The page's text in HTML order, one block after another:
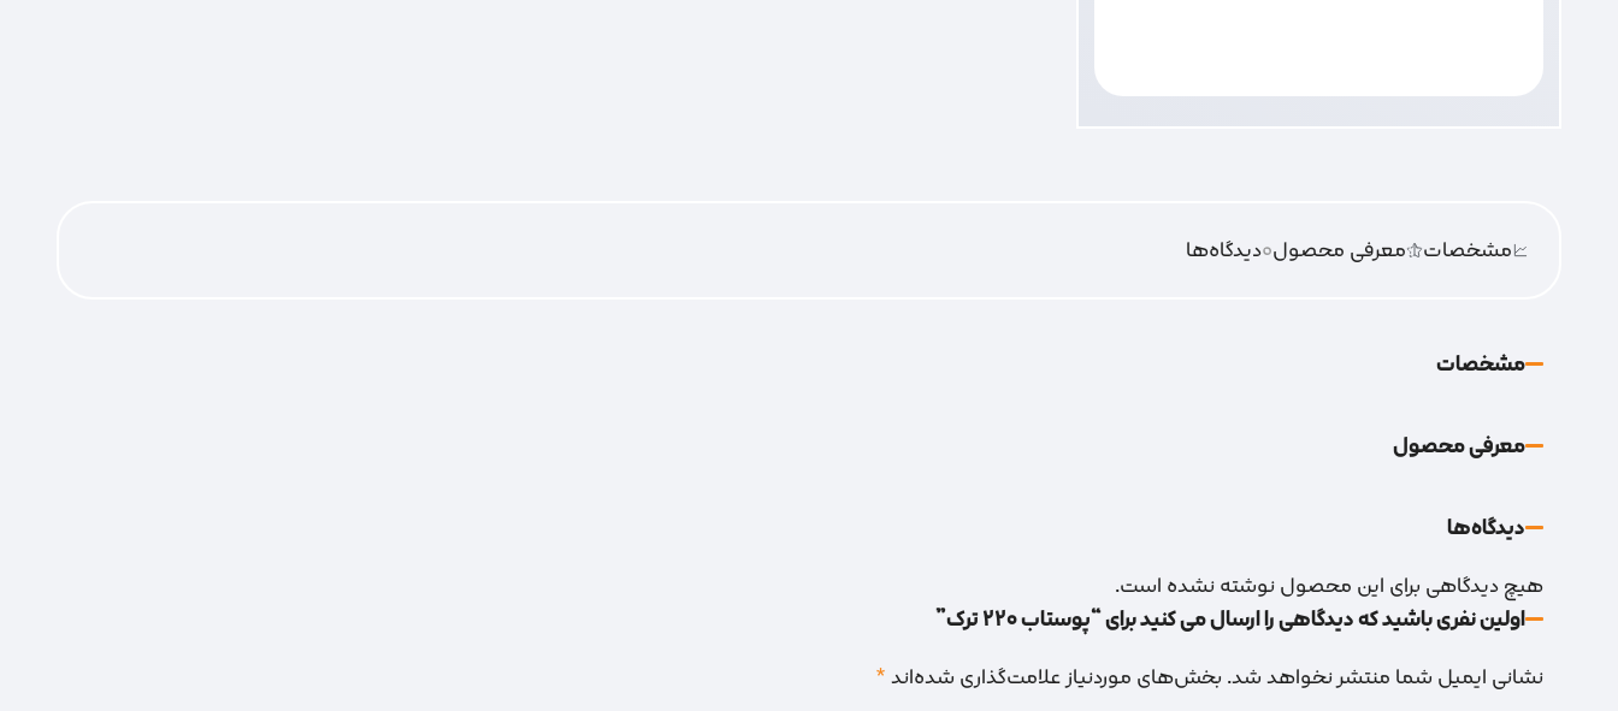
مشخصات معرفی محصول0دیدگاه‌‌ها
مشخصات
معرفی محصول
دیدگاه‌‌ها
هیچ دیدگاهی برای این محصول نوشته نشده است.
اولین نفری باشید که دیدگاهی را ارسال می کنید برای “پوستاب 220 ترک”
نشانی ایمیل شما منتشر نخواهد شد. بخش‌های موردنیاز علامت‌گذاری شده‌اند*